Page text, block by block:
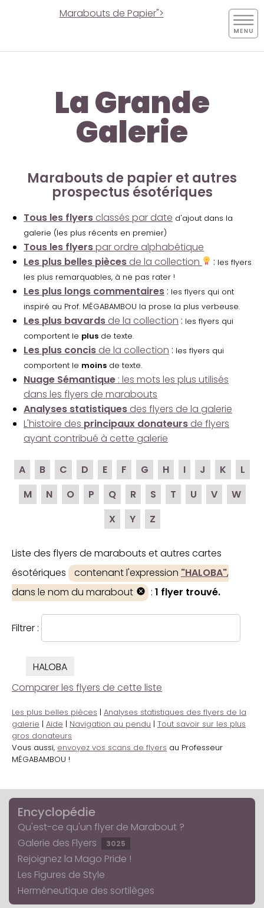
Marabouts de Papier">
La Grande
Galerie
Marabouts de papier et autres
prospectus ésotériques
Tous les flyers classés par date d'ajout dans la
galerie (les plus récents en premier)
Tous les flyerspar ordre alphabétique
Les plus belles pièces de la collection : les flyers
les plus remarquables, à ne pas rater !
Les plus longs commentaires : les flyers qui ont
inspiré au Prof. MÉGABAMBOU la prose la plus verbeuse.
Les plus bavards de la collection : les flyers qui
comportent le plus de texte.
Les plus concis de la collection : les flyers qui
comportent le moins de texte.
Nuage Sémantique : les mots les plus utilisés
dans les flyers de marabouts
Analyses statistiques des flyers de la galerie
L'histoire des principaux donateurs de flyers
ayant contribué à cette galerie
A B C D E F G H I J K
L
M
N O P Q R S T U V
W
X
Y Z
Liste des flyers de marabouts et autres cartes
ésotériques
contenant l'expression "HALOBA",
dans le nom du marabout
: 1 flyer trouvé.
Filtrer :
HALOBA
Comparer les flyers de cette liste
Les plus belles pièces | Analyses statistiques des flyers de la
galerie | Aide | Navigation au pendu | Tout savoir sur les plus
gros donateurs
Vous aussi, envoyez vos scans de flyers au Professeur
MÉGABAMBOU !
Encyclopédie
Qu'est-ce qu'un flyer de Marabout ?
Galerie des Flyers
3025
Rejoignez la Mago Pride !
Les Figures de Style
Herméneutique des sortilèges